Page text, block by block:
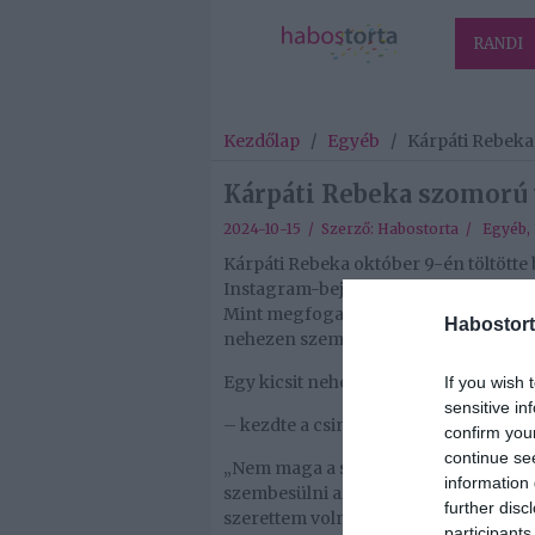
If you wish
sensitive
confirm
continue
information
further
RANDI
Kezdőlap / Egyéb / Kárpáti
Kárpáti Rebeka
2024-10-15 / Szerző: Habostorta / Egyéb,
Kárpáti Rebeka október 9-én töltötte
Instagram-bejegyzést írt, amelyben
Mint megfogalmazta, ennyi idős
nehezen szembesült, de most úgy
Egy kicsit nehéz volt most ez a 30-as
– kezdte a csinos műsorvezető, majd
„Nem maga a szám miatt, hanem a
szembesülni azzal, hogy ennyi idős
szerettem volna, hogy 30 évesen